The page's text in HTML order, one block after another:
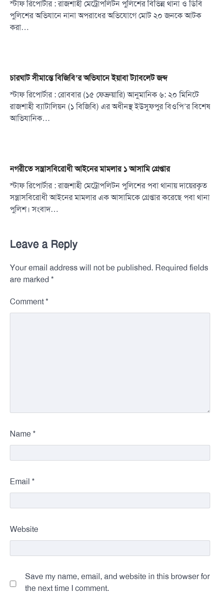
স্টাফ রিপোর্টার : রাজশাহী মেট্রোপলিটন পুলিশের বিভিন্ন থানা ও ডিবি
পুলিশের অভিযানে নানা অপরাধের অভিযোগে মোট ২০ জনকে আটক
করা…
চারঘাট সীমান্তে বিজিবি’র অভিযানে ইয়াবা ট্যাবলেট জব্দ
স্টাফ রিপোর্টার : রোববার (১৫ ফেব্রুয়ারি) আনুমানিক ৬: ২০ মিনিটে
রাজশাহী ব্যাটালিয়ন (১ বিজিবি) এর অধীনস্থ ইউসুফপুর বিওপি’র বিশেষ
আভিযানিক…
নগরীতে সন্ত্রাসবিরোধী আইনের মামলার ১ আসামি গ্রেপ্তার
স্টাফ রিপোর্টার : রাজশাহী মেট্রোপলিটন পুলিশের পবা থানায় দায়েরকৃত
সন্ত্রাসবিরোধী আইনের মামলার এক আসামিকে গ্রেপ্তার করেছে পবা থানা
পুলিশ। সংবাদ…
Leave a Reply
Your email address will not be published. Required fields
are marked *
Comment *
Name *
Email *
Website
Save my name, email, and website in this browser for
the next time I comment.